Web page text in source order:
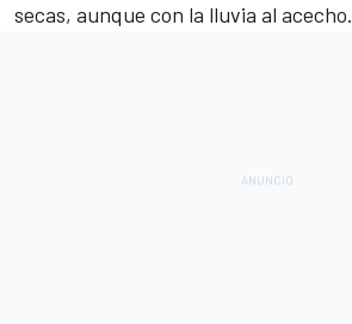
secas, aunque con la lluvia al acecho.